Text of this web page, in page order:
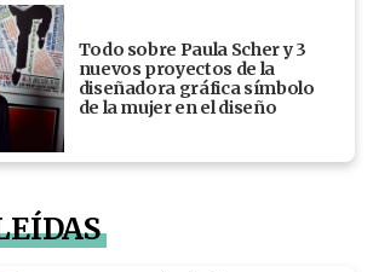
Todo sobre Paula Scher y 3
nuevos proyectos de la
diseñadora gráfica símbolo
de la mujer en el diseño